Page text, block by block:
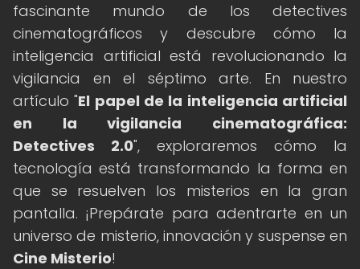
fascinante mundo de los detectives
cinematográficos y descubre cómo la
inteligencia artificial está revolucionando la
vigilancia en el séptimo arte. En nuestro
artículo "El papel de la inteligencia artificial
en la vigilancia cinematográfica:
Detectives 2.0", exploraremos cómo la
tecnología está transformando la forma en
que se resuelven los misterios en la gran
pantalla. ¡Prepárate para adentrarte en un
universo de misterio, innovación y suspense en
Cine Misterio!